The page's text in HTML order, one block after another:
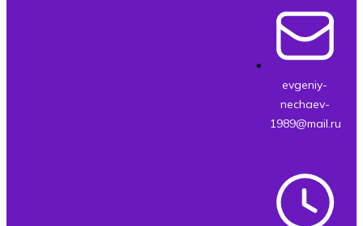
evgeniy-
nechaev-
1989@mail.ru